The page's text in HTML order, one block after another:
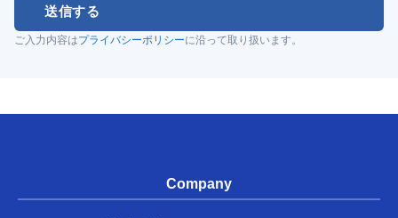
送信する
ご入力内容はプライバシーポリシーに沿って取り扱います。
Company